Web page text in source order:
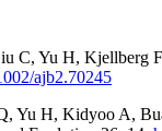
C, Yu H, Kjellberg
ajb2.70245
Yu H, Kidyoo A,